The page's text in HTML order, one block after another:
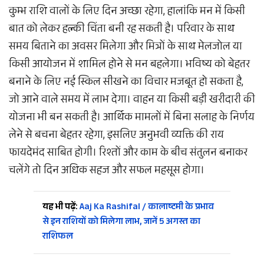
कुम्भ राशि वालों के लिए दिन अच्छा रहेगा, हालांकि मन में किसी
बात को लेकर हल्की चिंता बनी रह सकती है। परिवार के साथ
समय बिताने का अवसर मिलेगा और मित्रों के साथ मेलजोल या
किसी आयोजन में शामिल होने से मन बहलेगा। भविष्य को बेहतर
बनाने के लिए नई स्किल सीखने का विचार मजबूत हो सकता है,
जो आने वाले समय में लाभ देगा। वाहन या किसी बड़ी खरीदारी की
योजना भी बन सकती है। आर्थिक मामलों में बिना सलाह के निर्णय
लेने से बचना बेहतर रहेगा, इसलिए अनुभवी व्यक्ति की राय
फायदेमंद साबित होगी। रिश्तों और काम के बीच संतुलन बनाकर
चलेंगे तो दिन अधिक सहज और सफल महसूस होगा।
यह भी पढ़ें:Aaj Ka Rashifal / कालाष्टमी के प्रभाव
से इन राशियों को मिलेगा लाभ, जानें 5 अगस्त का
राशिफल